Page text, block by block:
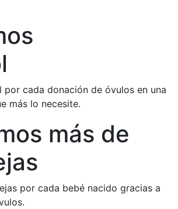
por cada donación de óvulos en una
más lo necesite.
más de
por cada bebé nacido gracias a